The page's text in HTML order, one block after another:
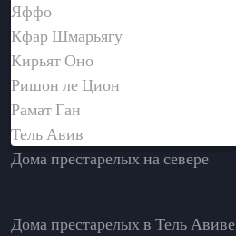
Яффо
Кфар Шмарьягу
Кирьят Оно
Ришон ле Цион
Рамат Ган
Тель Авив
Дома престарелых на севере
Дома престарелых в Тель Авиве